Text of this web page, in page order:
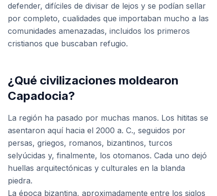
defender, difíciles de divisar de lejos y se podían sellar
por completo, cualidades que importaban mucho a las
comunidades amenazadas, incluidos los primeros
cristianos que buscaban refugio.
¿Qué civilizaciones moldearon
Capadocia?
La región ha pasado por muchas manos. Los hititas se
asentaron aquí hacia el 2000 a. C., seguidos por
persas, griegos, romanos, bizantinos, turcos
selyúcidas y, finalmente, los otomanos. Cada uno dejó
huellas arquitectónicas y culturales en la blanda
piedra.
La época bizantina, aproximadamente entre los siglos